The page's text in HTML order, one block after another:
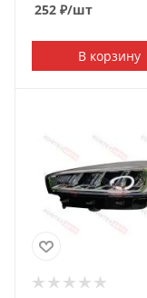
252 ₽/шт
В корзину